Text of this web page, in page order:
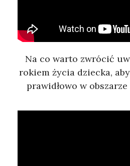
Na co warto zwrócić
rokiem życia dziecka,
prawidłowo w